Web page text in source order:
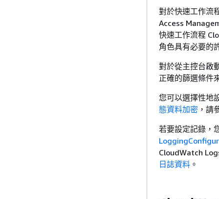
對於快速工作流
Access
快速工作流程
角色具有必要的
對於從主控台啟
正確的篩選條件
您可以選擇性地
態資料加密 ，請
若要設定記錄，
CloudWatch
日誌資料 。